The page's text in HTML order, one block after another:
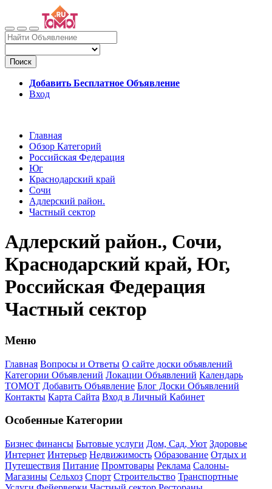
Поиск
Добавить Бесплатное Объявление
Вход
Главная
Обзор Категорий
Российская Федерация
Юг
Краснодарский край
Сочи
Адлерский район.
Частный сектор
Адлерский район., Сочи,
Краснодарский край, Юг,
Российская Федерация
Частный сектор
Меню
Главная Вопросы и Ответы О сайте доски объявлений
Категории Объявлений Локации Объявлений Календарь
ТОМОТ Добавить Объявление Блог Доски Объявлений
Контакты Карта Сайта Вход в Личный Кабинет
Особенные Категории
Бизнес финансы Бытовые услуги Дом, Сад, Уют Здоровье
Интернет Интерьер Недвижимость Образование Отдых и
Путешествия Питание Промтовары Реклама Салоны-
Магазины Сельхоз Спорт Строительство Транспортные